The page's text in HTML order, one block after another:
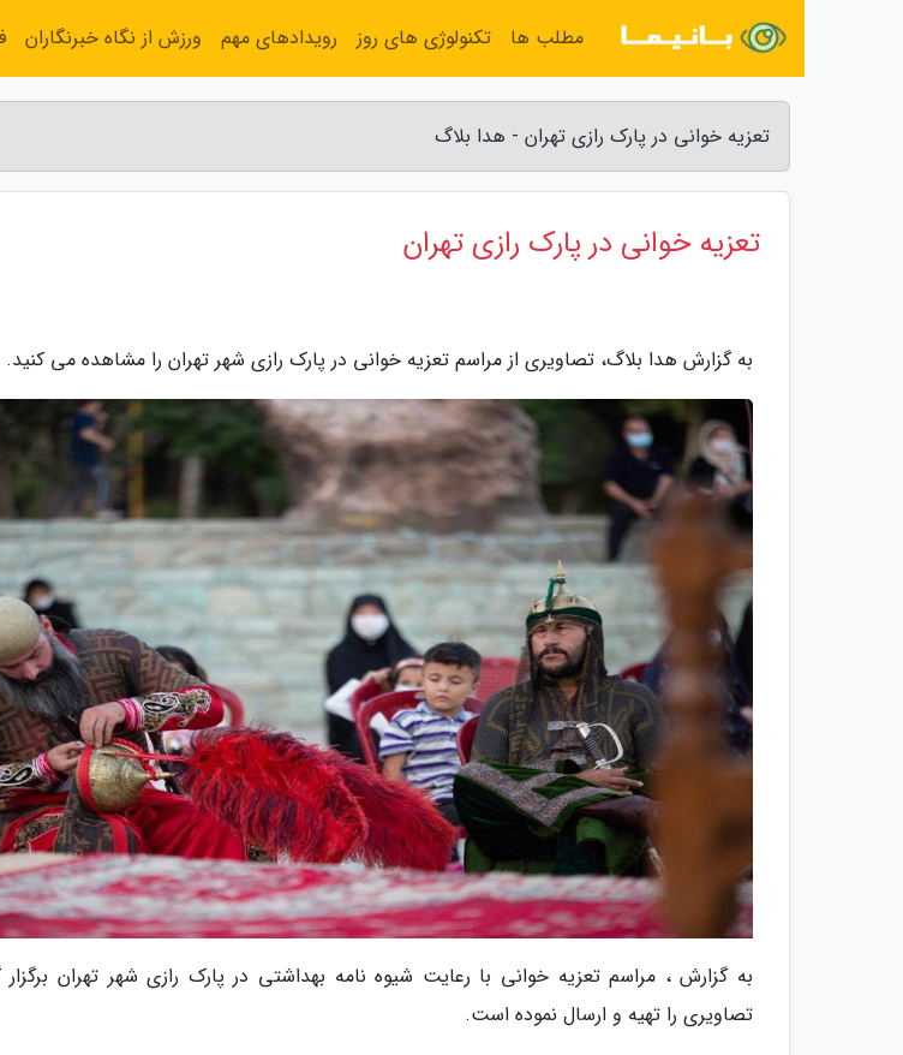
تعزیه خوانی در پارک رازی تهران - هدا بلاگ
تعزیه خوانی در پارک رازی تهران
به گزارش هدا بلاگ، تصاویری از مراسم تعزیه خوانی در پارک رازی شهر تهران را مشاهده می کنید.
به گزارش ، مراسم تعزیه خوانی با رعایت شیوه نامه بهداشتی در پارک رازی شهر تهران برگزار
تصاویری را تهیه و ارسال نموده است.
مطلب ها تکنولوژی های روز رویدادهای مهم ورزش از نگاه خبرنگاران